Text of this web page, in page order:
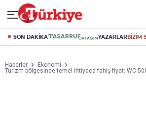
SON DAKİKA YAZARLARBİZİM
Haberler
Ekonomi
Turizm bölgesinde temel ihtiyaca fahiş fiyat: WC